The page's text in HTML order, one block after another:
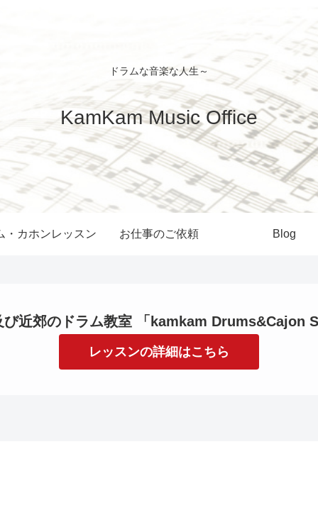
ドラムな音楽な人生～
KamKam Music Office
・カホンレッスン お仕事のご依頼 Blog
び近郊のドラム教室 「kamkam Drums&Cajon
レッスンの詳細はこちら